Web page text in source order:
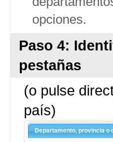
opciones.
Paso 4:
pestañas
(o pulse
país)
Departamento, provincia o